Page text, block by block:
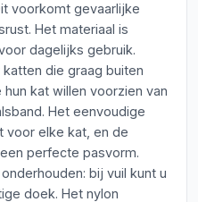
voorkomt gevaarlijke
Het materiaal is
dagelijks gebruik.
die graag buiten
kat willen voorzien van
Het eenvoudige
voor elke kat, en de
perfecte pasvorm.
bij vuil kunt u
doek. Het nylon